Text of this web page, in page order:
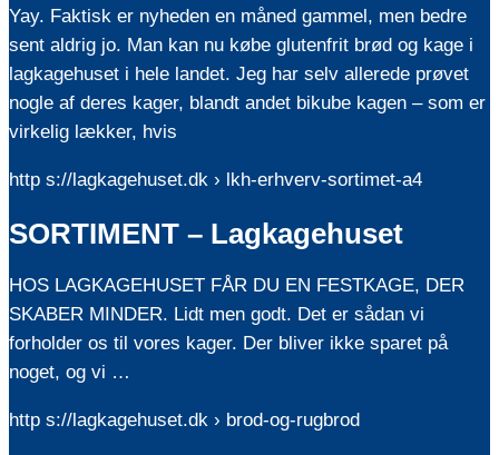
Yay. Faktisk er nyheden en måned gammel, men bedre
sent aldrig jo. Man kan nu købe glutenfrit brød og kage i
lagkagehuset i hele landet. Jeg har selv allerede prøvet
nogle af deres kager, blandt andet bikube kagen – som er
virkelig lækker, hvis
http s://lagkagehuset.dk › lkh-erhverv-sortimet-a4
SORTIMENT – Lagkagehuset
HOS LAGKAGEHUSET FÅR DU EN FESTKAGE, DER
SKABER MINDER. Lidt men godt. Det er sådan vi
forholder os til vores kager. Der bliver ikke sparet på
noget, og vi …
http s://lagkagehuset.dk › brod-og-rugbrod